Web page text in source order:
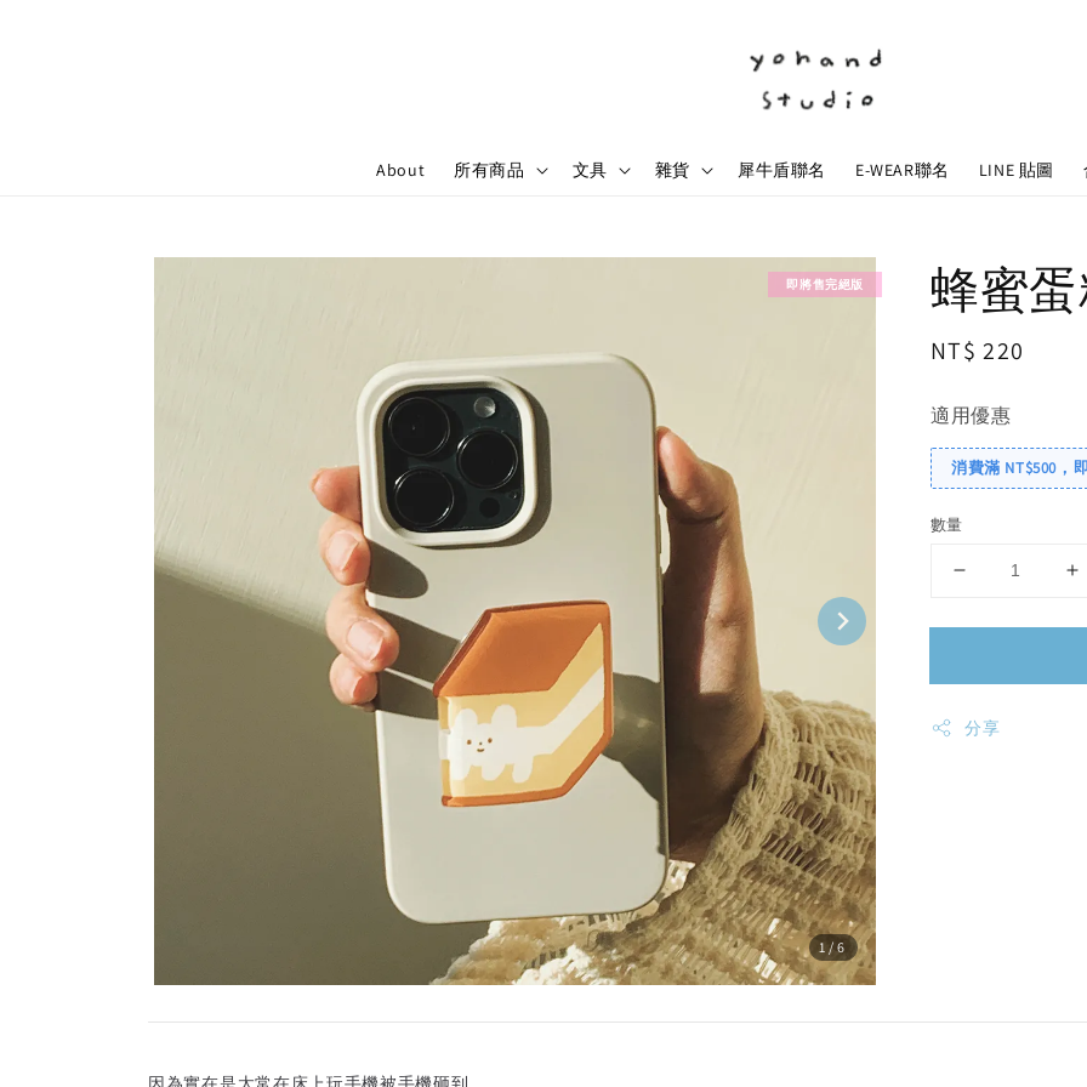
About 所有商品 文具 雜貨 犀牛盾聯名 E-WEAR聯名 LINE 貼圖
1 /6
即將售完絕版 蜂蜜
Regular
NT$ 220
適用優惠
消費滿 NT$500，
數量
分享
因為實在是太常在床上玩手機被手機砸到